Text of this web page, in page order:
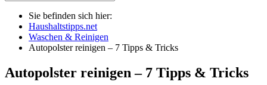
Sie befinden sich hier:
Haushaltstipps.net
Waschen & Reinigen
Autopolster reinigen – 7 Tipps & Tricks
Autopolster reinigen – 7 Tipps & Tricks